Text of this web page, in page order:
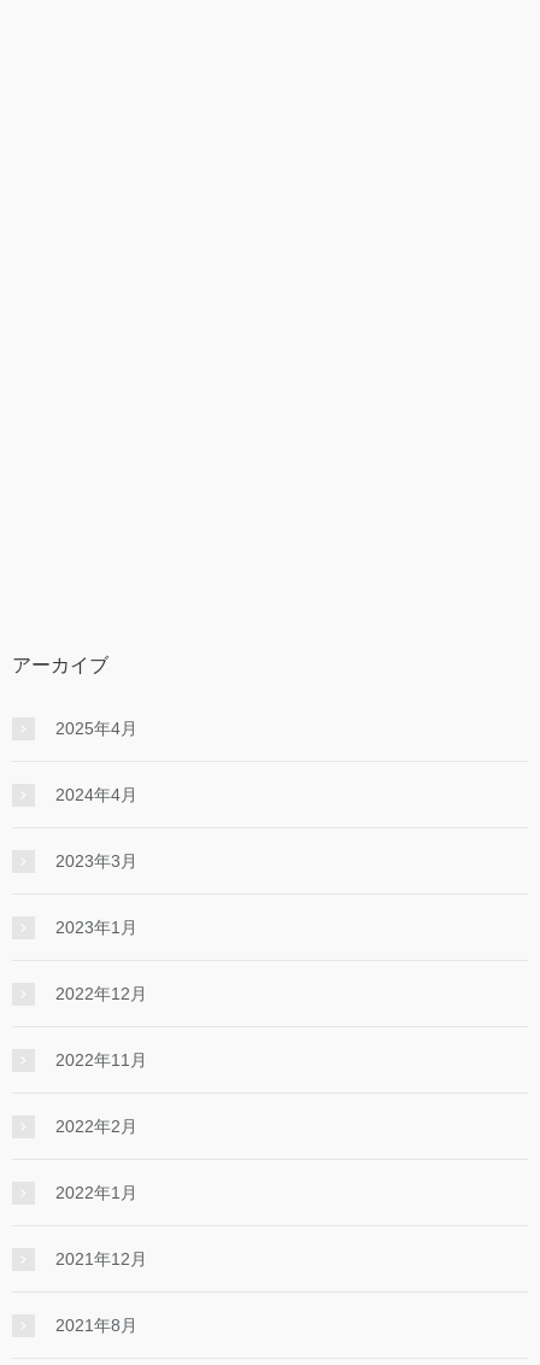
アーカイブ
2025年4月
2024年4月
2023年3月
2023年1月
2022年12月
2022年11月
2022年2月
2022年1月
2021年12月
2021年8月